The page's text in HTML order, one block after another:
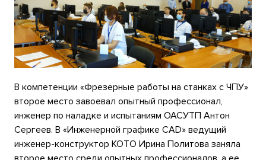
В компетенции «Фрезерные работы на станках с ЧПУ»
второе место завоевал опытный профессионал,
инженер по наладке и испытаниям ОАСУТП Антон
Сергеев. В «Инженерной графике CAD» ведущий
инженер-конструктор КОТО Ирина Политова заняла